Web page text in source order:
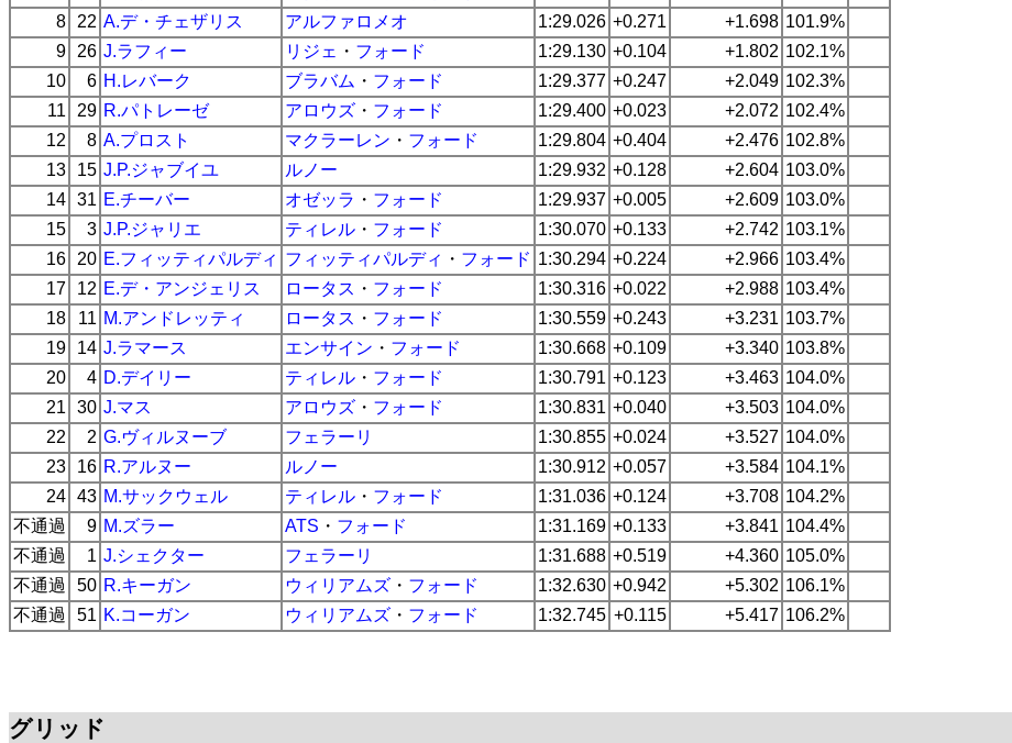
8
22 A.デ・チェザリス アルファロメオ 1:29.026 +0.271 +1.698 101.9%
9
26 J.ラフィー リジェ ・ フォード 1:29.130 +0.104 +1.802 102.1%
10
6 H.レバーク ブラバム ・ フォード 1:29.377 +0.247 +2.049 102.3%
11
29 R.パトレーゼ アロウズ ・ フォード 1:29.400 +0.023 +2.072 102.4%
12
8 A.プロスト マクラーレン ・ フォード 1:29.804 +0.404 +2.476 102.8%
13
15 J.P.ジャブイユ ルノー 1:29.932 +0.128 +2.604 103.0%
14 31 E.チーバー オゼッラ ・ フォード 1:29.937 +0.005 +2.609 103.0%
15
3 J.P.ジャリエ ティレル ・ フォード 1:30.070 +0.133 +2.742 103.1%
16
20 E.フィッティパルディ フィッティパルディ ・ フォード 1:30.294 +0.224 +2.966 103.4%
17
12 E.デ・アンジェリス ロータス ・ フォード 1:30.316 +0.022 +2.988 103.4%
18
11 M.アンドレッティ ロータス ・ フォード 1:30.559 +0.243 +3.231 103.7%
19
14 J.ラマース エンサイン ・ フォード 1:30.668 +0.109 +3.340 103.8%
20
4 D.デイリー ティレル ・ フォード 1:30.791 +0.123 +3.463 104.0%
21
30 J.マス アロウズ ・ フォード 1:30.831 +0.040 +3.503 104.0%
22
2 G.ヴィルヌーブ フェラーリ 1:30.855 +0.024 +3.527 104.0%
23
16 R.アルヌー ルノー 1:30.912 +0.057 +3.584 104.1%
24 43 M.サックウェル ティレル ・ フォード 1:31.036 +0.124 +3.708 104.2%
不通過
9 M.ズラー ATS ・ フォード 1:31.169 +0.133 +3.841 104.4%
不通過
1 J.シェクター フェラーリ 1:31.688 +0.519 +4.360 105.0%
不通過
50 R.キーガン ウィリアムズ ・ フォード 1:32.630 +0.942 +5.302 106.1%
不通過
51 K.コーガン ウィリアムズ ・ フォード 1:32.745 +0.115 +5.417 106.2%
グリッド